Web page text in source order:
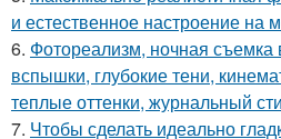
и естественное настроение на
6. Фотореализм, ночная
вспышки, глубокие тени,
теплые оттенки, журнальный
7. Чтобы сделать идеально